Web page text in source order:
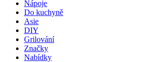
Nápoje
Do kuchyně
Asie
DIY
Grilování
Značky
Nabídky